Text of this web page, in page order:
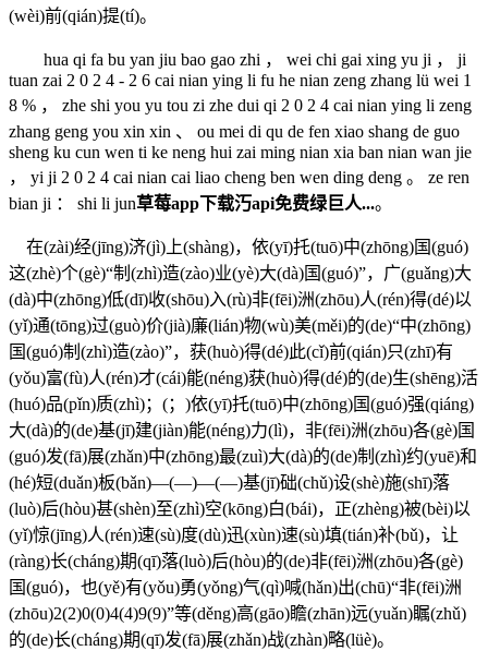
(wèi)前(qián)提(tí)。
hua qi fa bu yan jiu bao gao zhi ， wei chi gai xing yu ji ， ji
tuan zai 2 0 2 4 - 2 6 cai nian ying li fu he nian zeng zhang lü wei 1
8 % ， zhe shi you yu tou zi zhe dui qi 2 0 2 4 cai nian ying li zeng
zhang geng you xin xin 、 ou mei di qu de fen xiao shang de guo
sheng ku cun wen ti ke neng hui zai ming nian xia ban nian wan jie
， yi ji 2 0 2 4 cai nian cai liao cheng ben wen ding deng 。 ze ren
bian ji ： shi li jun草莓app下载汅api免费绿巨人...。
在(zài)经(jīng)济(jì)上(shàng)，依(yī)托(tuō)中(zhōng)国(guó)
这(zhè)个(gè)“制(zhì)造(zào)业(yè)大(dà)国(guó)”，广(guǎng)大
(dà)中(zhōng)低(dī)收(shōu)入(rù)非(fēi)洲(zhōu)人(rén)得(dé)以
(yǐ)通(tōng)过(guò)价(jià)廉(lián)物(wù)美(měi)的(de)“中(zhōng)
国(guó)制(zhì)造(zào)”，获(huò)得(dé)此(cǐ)前(qián)只(zhī)有
(yǒu)富(fù)人(rén)才(cái)能(néng)获(huò)得(dé)的(de)生(shēng)活
(huó)品(pǐn)质(zhì)；(；)依(yī)托(tuō)中(zhōng)国(guó)强(qiáng)
大(dà)的(de)基(jī)建(jiàn)能(néng)力(lì)，非(fēi)洲(zhōu)各(gè)国
(guó)发(fā)展(zhǎn)中(zhōng)最(zuì)大(dà)的(de)制(zhì)约(yuē)和
(hé)短(duǎn)板(bǎn)—(—)—(—)基(jī)础(chǔ)设(shè)施(shī)落
(luò)后(hòu)甚(shèn)至(zhì)空(kōng)白(bái)，正(zhèng)被(bèi)以
(yǐ)惊(jīng)人(rén)速(sù)度(dù)迅(xùn)速(sù)填(tián)补(bǔ)，让
(ràng)长(cháng)期(qī)落(luò)后(hòu)的(de)非(fēi)洲(zhōu)各(gè)
国(guó)，也(yě)有(yǒu)勇(yǒng)气(qì)喊(hǎn)出(chū)“非(fēi)洲
(zhōu)2(2)0(0)4(4)9(9)”等(děng)高(gāo)瞻(zhān)远(yuǎn)瞩(zhǔ)
的(de)长(cháng)期(qī)发(fā)展(zhǎn)战(zhàn)略(lüè)。